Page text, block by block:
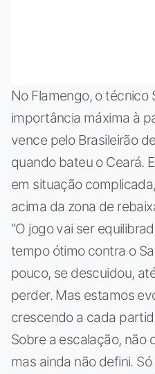
No Flamengo, o técnico
importância máxima à
vence pelo Brasileirão
quando bateu o Ceará.
em situação
acima da zona de
“O jogo vai ser
tempo ótimo contra o
pouco, se descuidou,
perder. Mas estamos
crescendo a cada
Sobre a escalação, não
mas ainda não defini.